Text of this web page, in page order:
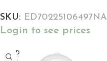
SKU: ED70225106497NA
Login to see prices
SOLD
OUT